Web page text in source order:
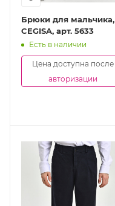
Брюки для мальчика,
CEGISA, арт. 5633
Есть в наличии
Цена доступна после
авторизации